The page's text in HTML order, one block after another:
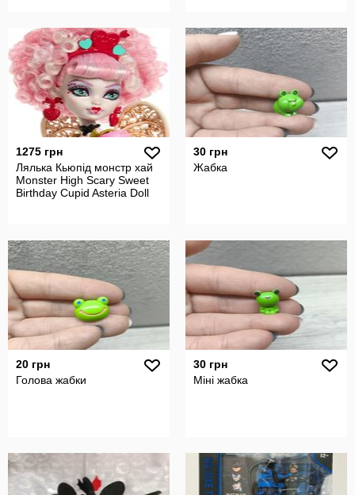
1275 грн
Лялька Кьюпід монстр хай
Monster High Scary Sweet
Birthday Cupid Asteria Doll
30 грн
Жабка
20 грн
Голова жабки
30 грн
Міні жабка